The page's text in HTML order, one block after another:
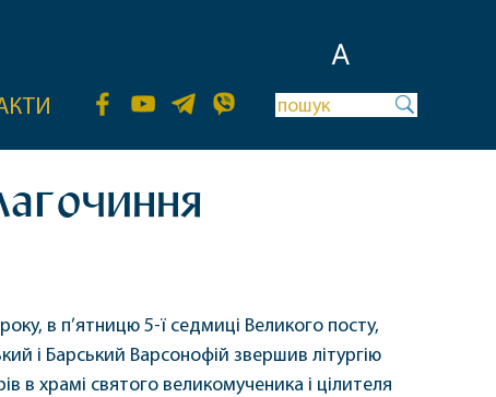
A
в п’ятницю 5-ї седмиці Великого посту,
і Барський Варсонофій звершив літургію
в храмі святого великомученика і цілителя